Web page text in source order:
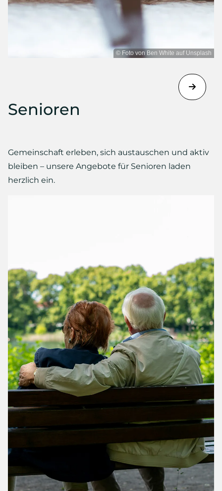
© Foto von Ben White auf Unsplash
Senioren
Gemeinschaft erleben, sich austauschen und aktiv
bleiben – unsere Angebote für Senioren laden
herzlich ein.